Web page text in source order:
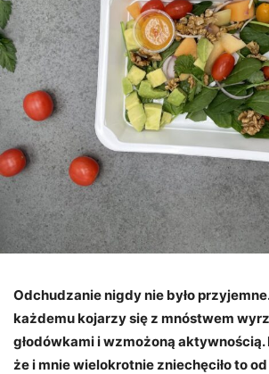
Odchudzanie nigdy nie było
każdemu kojarzy się z mnóstwem
głodówkami i wzmożoną aktywnością.
że i mnie wielokrotnie zniechęciło to